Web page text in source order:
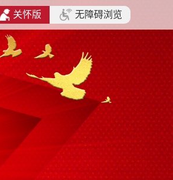
关怀版 无障碍浏览